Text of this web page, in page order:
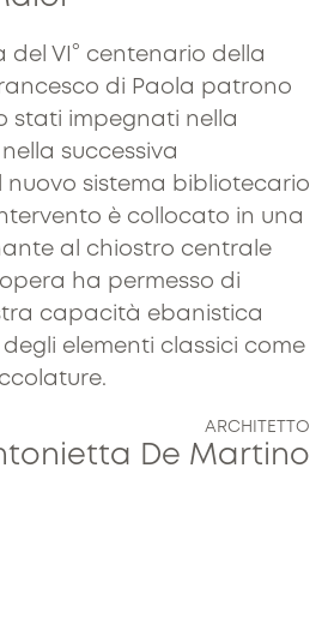
del VI° centenario della
di Paola patrono
stati impegnati nella
successiva
nuovo sistema bibliotecario
è collocato in una
al chiostro centrale
ha permesso di
capacità ebanistica
elementi classici come
ARCHITETTO
De Martino